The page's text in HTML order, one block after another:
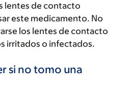
lentes de contacto
este medicamento. No
los lentes de contacto
irritados o infectados.
si no tomo una